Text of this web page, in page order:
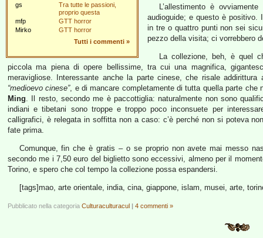
gs
Tra tutte le passioni,
proprio questa
mfp
GTT horror
Mirko
GTT horror
Tutti i commenti »
L’allestimento è
audioguide; e questo è positivo.
in tre o quattro punti non sei
pezzo della visita; ci vorrebbero
La collezione, beh, è quel
piccola ma piena di opere bellissime, tra cui una magnifica,
meravigliose. Interessante anche la parte cinese, che risale
“medioevo cinese”, e di mancare completamente di tutta quella parte
Ming. Il resto, secondo me è paccottiglia: naturalmente non sono
indiani e tibetani sono troppe e troppo poco inconsuete per
calligrafici, è relegata in soffitta non a caso: c’è perché non si poteva
fate prima.
Comunque, fin che è gratis – o se proprio non avete mai messo
secondo me i 7,50 euro del biglietto sono eccessivi, almeno per il
Torino, e spero che col tempo la collezione possa espandersi.
[tags]mao, arte orientale, india, cina, giappone, islam, musei, arte,
Pubblicato nella categoria Culturaculturacul | 4 commenti »